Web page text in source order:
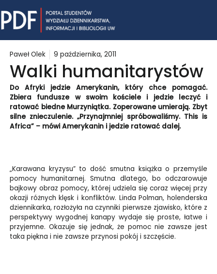
to
content
Paweł Olek 9 października, 2011
Walki humanitarystów
Do Afryki jedzie Amerykanin, który chce pomagać.
Zbiera fundusze w swoim kościele i jedzie leczyć i
ratować biedne Murzyniątka. Zoperowane umierają. Zbyt
silne znieczulenie. „Przynajmniej spróbowaliśmy. This is
Africa” – mówi Amerykanin i jedzie ratować dalej.
„Karawana kryzysu” to dość smutna książka o przemyśle
pomocy humanitarnej. Smutna dlatego, bo odczarowuje
bajkowy obraz pomocy, której udziela się coraz więcej przy
okazji różnych klęsk i konfliktów. Linda Polman, holenderska
dziennikarka, rozłożyła na czynniki pierwsze zjawisko, które z
perspektywy wygodnej kanapy wydaje się proste, łatwe i
przyjemne. Okazuje się jednak, że pomoc nie zawsze jest
taka piękna i nie zawsze przynosi pokój i szczęście.